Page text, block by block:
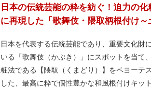
日本の伝統芸能の粋を紡ぐ！迫力の
に再現した「歌舞伎・隈取柄根付け～
日本を代表する伝統芸能であり、重要文化財
いる「歌舞伎（かぶき）」にスポットを当て
粧法である【隈取（くまどり）】をペヨーテ
した、最高に粋で個性豊かな和風根付けキット